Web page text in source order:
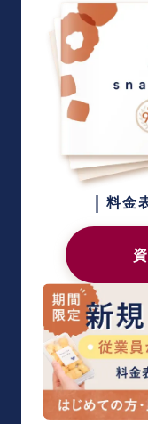
| 料金